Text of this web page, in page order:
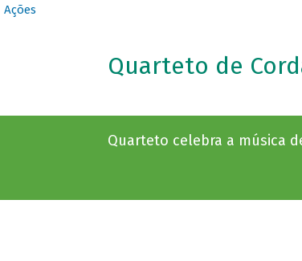
Ações
Quarteto de
Quarteto celebra a música